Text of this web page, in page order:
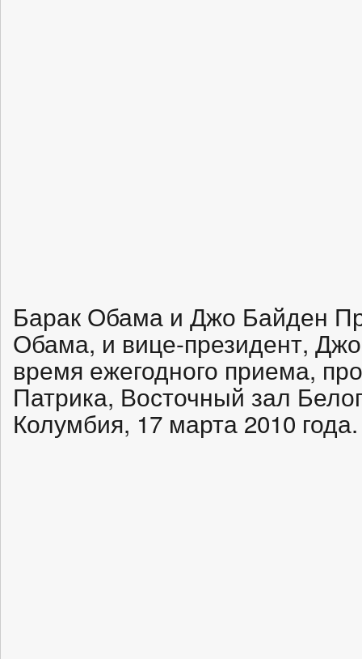
Барак Обама и Джо Байден
Обама, и вице-президент,
время ежегодного приема,
Патрика, Восточный зал
Колумбия, 17 марта 2010 года.